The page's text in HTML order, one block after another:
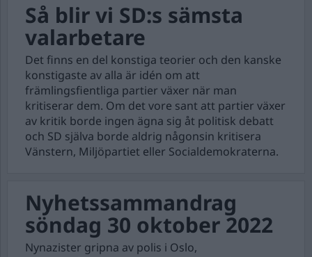
Så blir vi SD:s sämsta
valarbetare
Det finns en del konstiga teorier och den kanske
konstigaste av alla är idén om att
främlingsfientliga partier växer när man
kritiserar dem. Om det vore sant att partier växer
av kritik borde ingen ägna sig åt politisk debatt
och SD själva borde aldrig någonsin kritisera
Vänstern, Miljöpartiet eller Socialdemokraterna.
Nyhetssammandrag
söndag 30 oktober 2022
Nynazister gripna av polis i Oslo,